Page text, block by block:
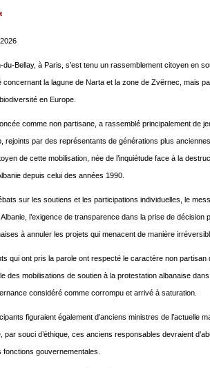
du-Bellay, à Paris, s’est tenu un rassemblement citoyen en
concernant la lagune de Narta et la zone de Zvërnec, mais
en Europe.
comme non partisane, a rassemblé principalement de
rejoints par des représentants de générations plus
de cette mobilisation, née de l’inquiétude face à la
depuis celui des années 1990.
sur les soutiens et les participations individuelles, le
l’exigence de transparence dans la prise de
à annuler les projets qui menacent de manière
qui ont pris la parole ont respecté le caractère non partisan
des mobilisations de soutien à la protestation albanaise
considéré comme corrompu et arrivé à saturation.
figuraient également d’anciens ministres de
par souci d’éthique, ces anciens responsables devraient
gouvernementales.